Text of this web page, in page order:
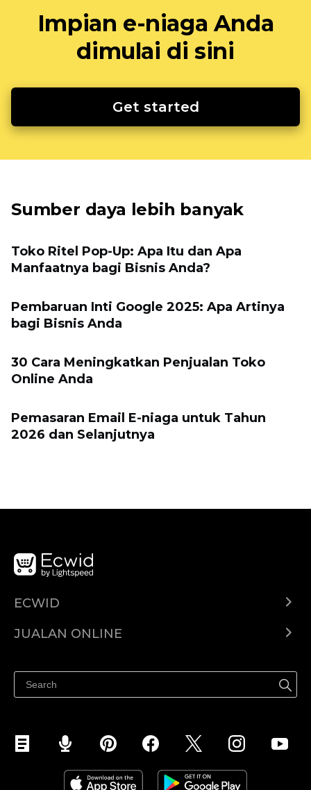
Impian e-niaga Anda
dimulai di sini
Get started
Sumber daya lebih banyak
Toko Ritel Pop-Up: Apa Itu dan Apa
Manfaatnya bagi Bisnis Anda?
Pembaruan Inti Google 2025: Apa Artinya
bagi Bisnis Anda
30 Cara Meningkatkan Penjualan Toko
Online Anda
Pemasaran Email E-niaga untuk Tahun
2026 dan Selanjutnya
ECWID
Pusat Bantuan
JUALAN ONLINE
Jualan di Facebook